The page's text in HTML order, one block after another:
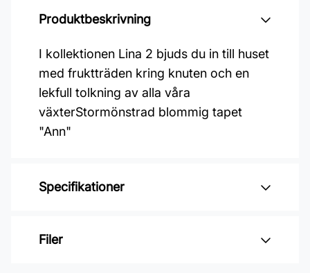
Produktbeskrivning
I kollektionen Lina 2 bjuds du in till huset
med fruktträden kring knuten och en
lekfull tolkning av alla våra
växterStormönstrad blommig tapet
"Ann"
Specifikationer
Varumärke: Midbec Tapeter
Filer